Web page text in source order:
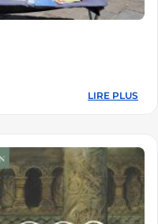
LIRE PLUS
: